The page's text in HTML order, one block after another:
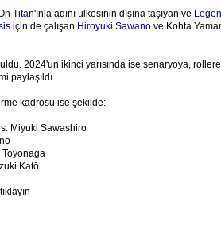
Titan'ınla adını ülkesinin dışına taşıyan ve
için de çalışan Hiroyuki Sawanove Kohta
2024'un ikinci yarısında ise senaryoya,
paylaşıldı.
kadrosu ise şekilde:
Miyuki Sawashiro
Katō